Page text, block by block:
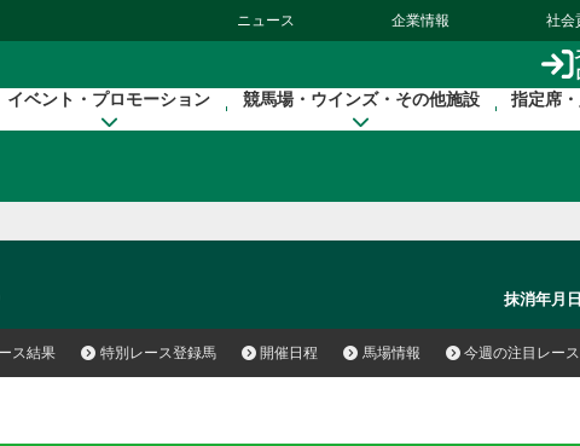
ニュース 企業情報 社会
イベント・プロモーション 競馬場・ウインズ・その他施設 指定席
抹消年月
ス結果 特別レース登録馬 開催日程 馬場情報 今週の注目レース